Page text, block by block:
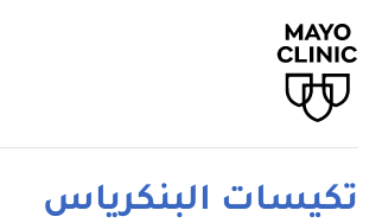
تكيسات البنكرياس